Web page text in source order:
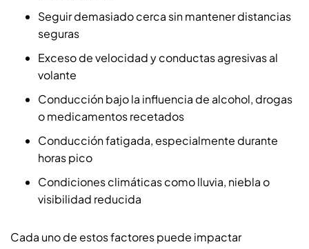
Seguir demasiado cerca sin mantener distancias
seguras
Exceso de velocidad y conductas agresivas al
volante
Conducción bajo la influencia de alcohol, drogas
o medicamentos recetados
Conducción fatigada, especialmente durante
horas pico
Condiciones climáticas como lluvia, niebla o
visibilidad reducida
Cada uno de estos factores puede impactar